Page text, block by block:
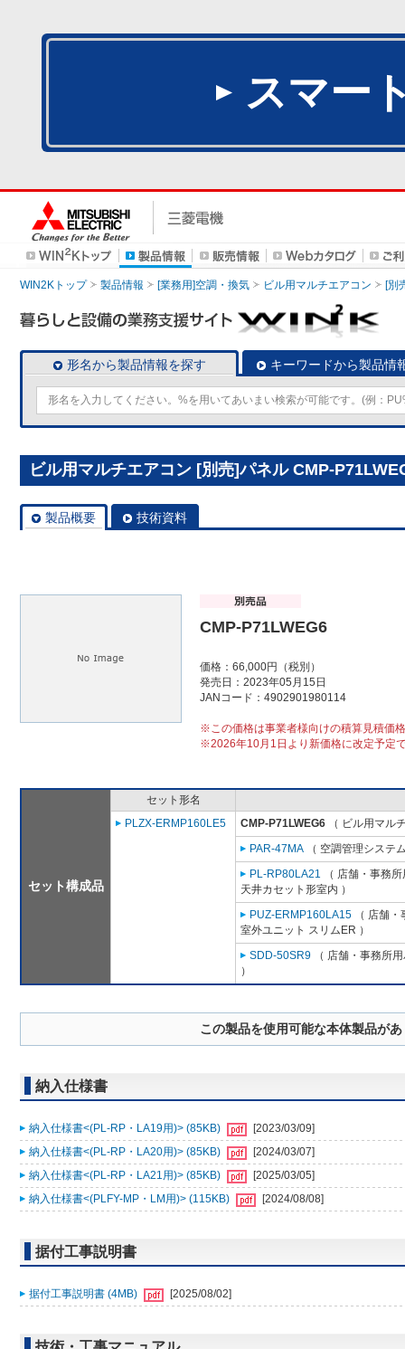
スマー
WIN2Kトップ 製品情報 [業務用]空調・換気 ビル用マルチエアコン [別
形名から製品情報を探す キーワードから製品情
ビル用マルチエアコン [別売]パネル CMP-
製品概要 技術資料
CMP-P71LWEG6
価格：66,000円（税別）
発売日：2023年05月15日
JANコード：4902901980114
※この価格は事業者様向けの積算見積価
※2026年10月1日より新価格に改定予定
セット構成品
セット形名
PLZX-ERMP160LE5
CMP-P71LWEG6 （ ビル用マル
PAR-47MA （ 空調管理システ
PL-RP80LA21 （ 店舗・事務
天井カセット形室内 ）
PUZ-ERMP160LA15 （ 店舗
室外ユニット スリムER ）
SDD-50SR9 （ 店舗・事務所
）
この製品を使用可能な本体製品が
納入仕様書
納入仕様書<(PL-RP・LA19用)> (85KB)
[2023/03/09]
納入仕様書<(PL-RP・LA20用)> (85KB)
[2024/03/07]
納入仕様書<(PL-RP・LA21用)> (85KB)
[2025/03/05]
納入仕様書<(PLFY-MP・LM用)> (115KB)
[2024/08/08]
据付工事説明書
据付工事説明書 (4MB) [2025/08/02]